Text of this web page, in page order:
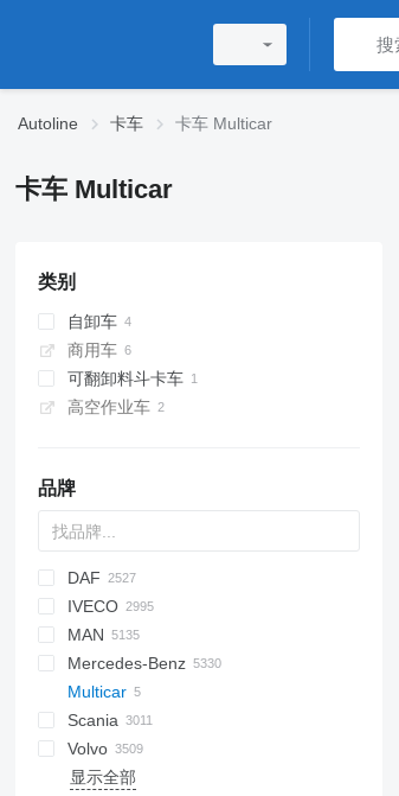
Autoline 卡车 卡车 Multicar
卡车 Multicar
类别
自卸车
商用车
可翻卸料斗卡车
高空作业车
品牌
BM
HD
D-series
A series
D series
Tugra
TK
BU
769
C-series
Jumper
Jumpy
DAF
AS
CF
LF
XB
XD
XF
XG
Maximus
Novus
Hijet
Elite
Ram
WC
DFA
EP
SLT
CA
JH6
F-series
Ducato
TDK
Alpha
3542D
Cargo
E-Transit
E-series
F-series
Ka
L-series
Auman
Aumark
BJ
Argosy
FL
52
3307
3309
3507
5312
3502
3507
G series
M series
X series
C-series
300
500
700
Ranger
A-series
ZZ
EX-series
HD-series
H-series
L-series
W-series
IVECO
Daily
EuroCargo
EuroStar
Eurotech
Eurotrakker
Magirus
4300
4700
4900
7400
7600
WorkStar
CYZ
ELF
FVR
Forward
M-Series
NKR
HFC
N-Series
9T-1
Conquer
5320
5321
5511
6520
43101
45142
T-series
C-series
T-series
255
256
6322
6510
BigBody
SD
S 24
18 series
29 series
110 series
150 series
151 series
Defender
MAN
A-series
F8
F90
KAT
L2000
4371
5337
5340
551605
630305
CS
Granite
Deutz
eDeliver
Mercedes-Benz
Actros
Antos
Arocs
Atego
Canter
Canter
D-series
MT
Multicar
M-series
M 26
M 30
TREMO
Atlas
Atleon
Cabstar
Movano
335
378
567
Boxer
Porter
C-series
D-series
D Wide
Scania
Century
G-series
SKI
F2000
F3000
371
375
E-series
C5H
C7H
266
L7500
LT
12M18
18S
148
163
BC
FL
TA
Dyna
Hiace
375
4320
Constellation
Crafter
Volvo
A-series
DV
DW
4900
XG
131
706
显示全部